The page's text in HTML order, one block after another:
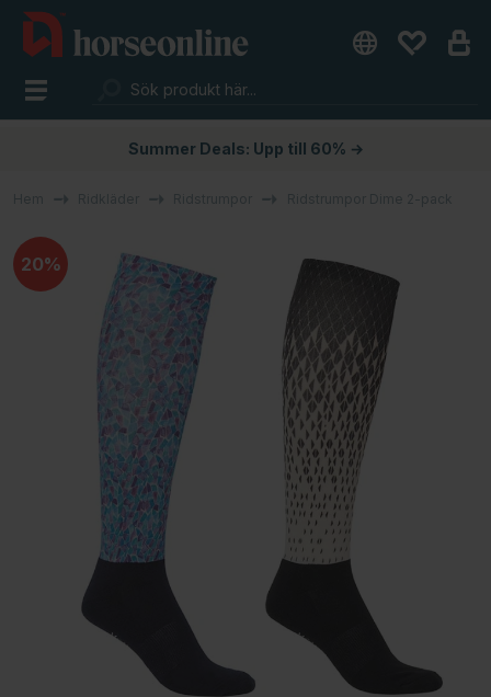
Summer Deals: Upp till 60% →
20%